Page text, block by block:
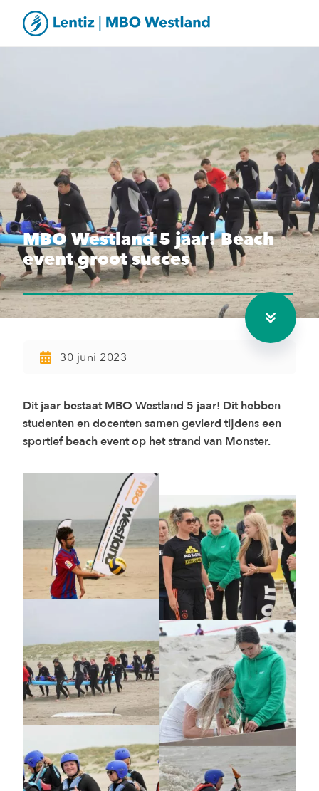
MBO Westland 5 jaar! Beach
event groot succes
30 juni 2023
Dit jaar bestaat MBO Westland 5 jaar! Dit hebben
studenten en docenten samen gevierd tijdens een
sportief beach event op het strand van Monster.